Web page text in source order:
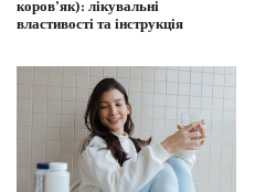
коров’як): лікувальні
властивості та інструкція